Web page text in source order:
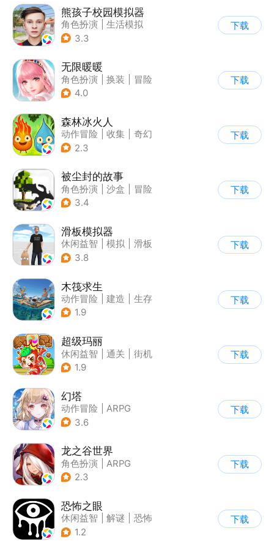
熊孩子校园模拟器
角色扮演
生活模拟
| 写实
3.3
下载
无限暖暖
角色扮演 换装
冒险
| 开放世界
4.0
下载
森林冰火人
动作冒险 收集
奇幻
| 儿童游戏
2.3
下载
被尘封的故事
角色扮演 沙盒
冒险
| 开放世界
3.4
下载
滑板模拟器
休闲益智 模拟
滑板
| 卡通
3.8
下载
木筏求生
动作冒险 建造
生存
| 写实
1.9
下载
超级玛丽
休闲益智 通关
街机
| 儿童游戏
1.9
下载
幻塔
动作冒险
ARPG
| 奇幻
3.6
下载
龙之谷世界
角色扮演
ARPG
| 奇幻
2.3
下载
恐怖之眼
休闲益智 解谜
恐怖
| 单机
1.2
下载